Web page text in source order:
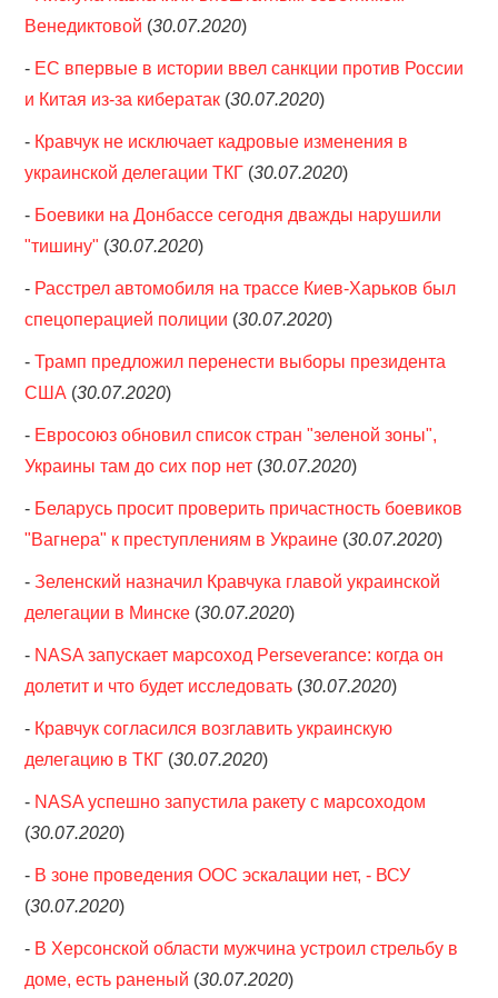
Венедиктовой (30.07.2020)
- ЕС впервые в истории ввел санкции против России
и Китая из-за кибератак (30.07.2020)
- Кравчук не исключает кадровые изменения в
украинской делегации ТКГ (30.07.2020)
- Боевики на Донбассе сегодня дважды нарушили
"тишину" (30.07.2020)
- Расстрел автомобиля на трассе Киев-Харьков был
спецоперацией полиции (30.07.2020)
-Трамп предложил перенести выборы президента
США (30.07.2020)
- Евросоюз обновил список стран "зеленой зоны",
Украины там до сих пор нет (30.07.2020)
- Беларусь просит проверить причастность боевиков
"Вагнера" к преступлениям в Украине (30.07.2020)
-Зеленский назначил Кравчука главой украинской
делегации в Минске (30.07.2020)
- NASA запускает марсоход Perseverance: когда он
долетит и что будет исследовать (30.07.2020)
- Кравчук согласился возглавить украинскую
делегацию в ТКГ (30.07.2020)
- NASA успешно запустила ракету с марсоходом
(30.07.2020)
- В зоне проведения ООС эскалации нет, - ВСУ
(30.07.2020)
- В Херсонской области мужчина устроил стрельбу в
доме, есть раненый (30.07.2020)